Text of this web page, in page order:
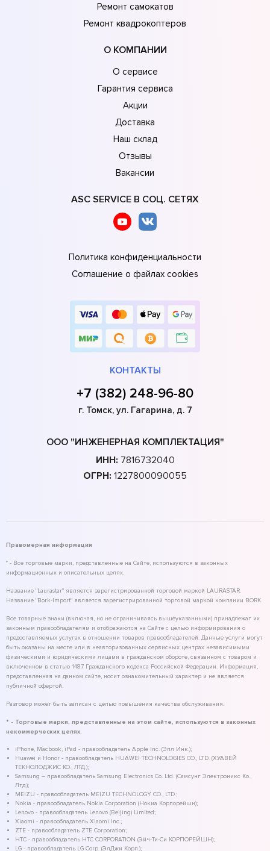
Ремонт самокатов
Ремонт квадрокоптеров
О КОМПАНИИ
О сервисе
Гарантия сервиса
Акции
Доставка
Наш склад
Отзывы
Вакансии
ASC SERVICE В СОЦ. СЕТЯХ
Политика конфиденциальности
Соглашение о файлах cookies
КОНТАКТЫ
+7 (382) 248-96-80
г. Томск, ул. Гагарина, д. 7
ООО "ИНЖЕНЕРНАЯ КОМПЛЕКТАЦИЯ"
ИНН: 7816732040
ОГРН: 1227800090055
Правомерная информация
* - Все торговые марки, представленные на Сайте, используются в законных
информационных и описательных целях.
Название "Laurastar" является зарегистрированной торговой маркой LAURASTAR.
Название "Bork-Import" является зарегистрированной торговой маркой компании BORK.
Все товарные знаки (включая, но не ограничиваясь вышеуказанными) принадлежат их
законным правообладателям и отображаются на Сайте с целью информирования о
предоставляемых услугах в отношении товаров правообладателей. Данные услуги могут
быть оказаны на месте или в неавторизованных сервисных центрах независимыми
физическими и юридическими лицами в гражданском обороте, связанном с товаром и
включенном в статью 1487 Гражданского кодекса Российской Федерации. Информация,
представленная на данном сайте, носит ознакомительный характер и не является
публичной офертой.
Разговор может быть записан с целью повышения качества обслуживания.
* - Торговые марки, представленные на этом сайте, используются в законных
некоммерческих целях.
iPhone, Macbook, iPad - правообладатель Apple Inc. (Эпл Инк.);
Huawei и Honor - правообладатель HUAWEI TECHNOLOGIES CO., LTD. (ХУАВЕЙ
ТЕКНОЛОДЖИС КО., ЛТД.);
Samsung – правообладатель Samsung Electronics Co. Ltd. (Самсунг Электроникс Ко.,
Лтд.);
MEIZU - правообладатель MEIZU TECHNOLOGY CO., LTD.;
Nokia - правообладатель Nokia Corporation (Нокиа Корпорейшн);
Lenovo - правообладатель Lenovo (Beijing) Limited;
Xiaomi - правообладатель Xiaomi Inc.;
ZTE - правообладатель ZTE Corporation;
HTC - правообладатель HTC CORPORATION (Эйч-Ти-Си КОРПОРЕЙШН);
LG - правообладатель LG Corp. (ЭлДжи Корп.);